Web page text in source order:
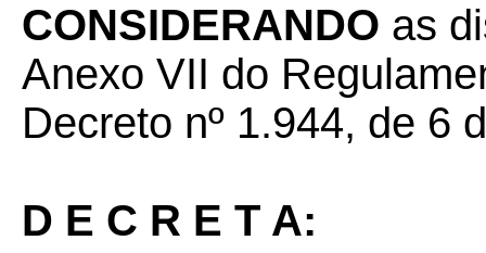
CONSIDERANDO as
Anexo VII do
Decreto nº 1.944, de 6
D E C R E T A: